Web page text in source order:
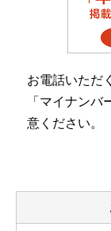
お電話いただ
「マイナンバ
意ください。